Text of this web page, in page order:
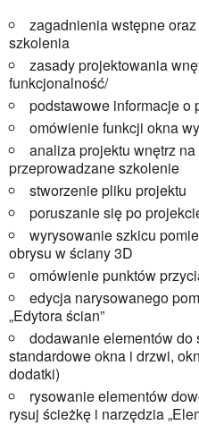
zagadnienia wstępne
szkolenia
zasady projektowania
funkcjonalność/
podstawowe informacje o
omówienie funkcji okna
analiza projektu wnętrz
przeprowadzane szkolenie
stworzenie pliku projektu
poruszanie się po
wyrysowanie szkicu
obrysu w ściany 3D
omówienie punktów
edycja narysowanego
„Edytora ścian”
dodawanie elementów do
standardowe okna i drzwi,
dodatki)
rysowanie elementów
rysuj ścieżkę i narzędzia
Bądź na